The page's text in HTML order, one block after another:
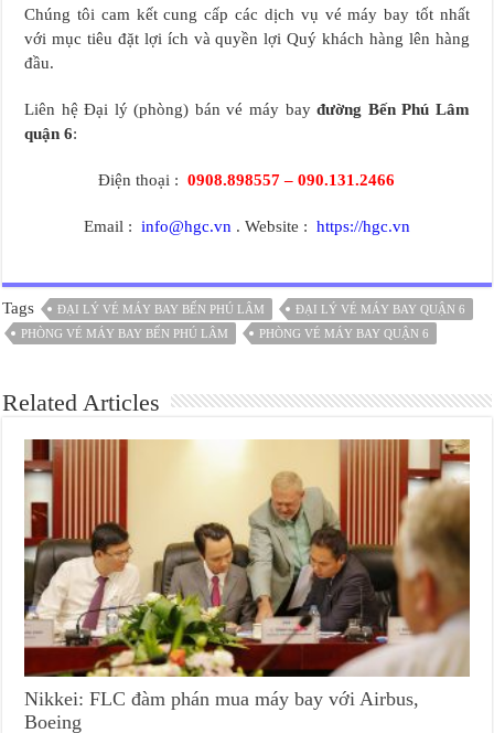
Chúng tôi cam kết cung cấp các dịch vụ vé máy bay tốt nhất
với mục tiêu đặt lợi ích và quyền lợi Quý khách hàng lên hàng
đầu.
Liên hệ Đại lý (phòng) bán vé máy bayđường Bến Phú Lâm
quận 6:
Điện thoại :0908.898557 – 090.131.2466
Email : info@hgc.vn. Website : https://hgc.vn
Tags ĐẠI LÝ VÉ MÁY BAY BẾN PHÚ LÂM
ĐẠI LÝ VÉ MÁY BAY QUẬN 6
PHÒNG VÉ MÁY BAY BẾN PHÚ LÂM
PHÒNG VÉ MÁY BAY QUẬN 6
Related Articles
Nikkei: FLC đàm phán mua máy bay với Airbus,
Boeing